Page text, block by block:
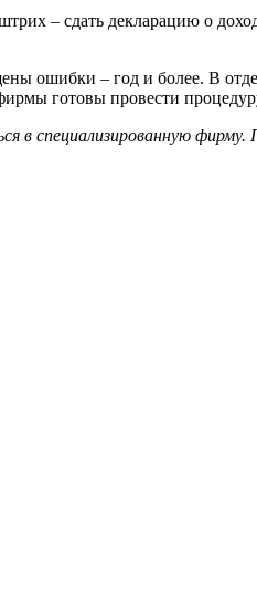
– сдать декларацию о
ошибки – год и более. В
готовы провести
специализированную